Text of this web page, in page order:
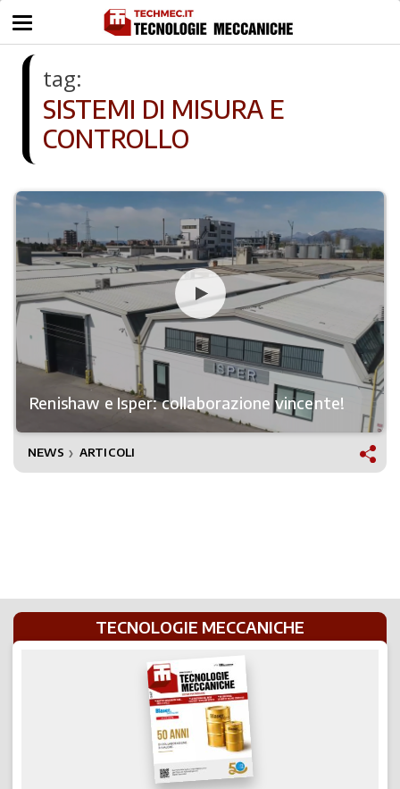
tag:
SISTEMI DI MISURA E
CONTROLLO
Renishaw e Isper: collaborazione vincente!
NEWS ❯ ARTICOLI
TECNOLOGIE MECCANICHE